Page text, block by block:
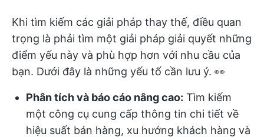
Khi tìm kiếm các giải pháp thay thế, điều quan
trọng là phải tìm một giải pháp giải quyết những
điểm yếu này và phù hợp hơn với nhu cầu của
bạn. Dưới đây là những yếu tố cần lưu ý. 👀
Phân tích và báo cáo nâng cao: Tìm kiếm
một công cụ cung cấp thông tin chi tiết về
hiệu suất bán hàng, xu hướng khách hàng và